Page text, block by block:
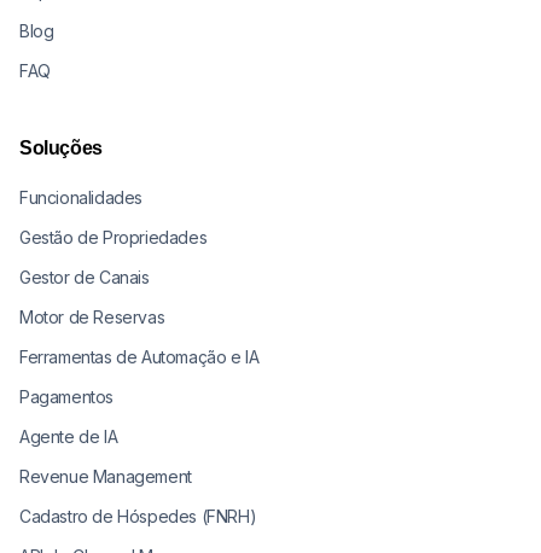
Blog
FAQ
Soluções
Funcionalidades
Gestão de Propriedades
Gestor de Canais
Motor de Reservas
Ferramentas de Automação e IA
Pagamentos
Agente de IA
Revenue Management
Cadastro de Hóspedes (FNRH)